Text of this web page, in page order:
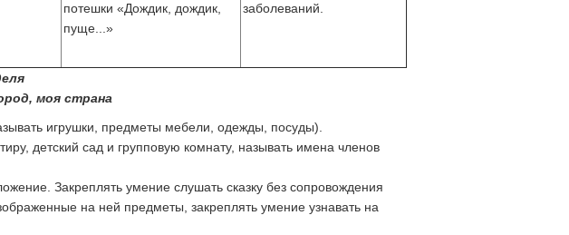
потешки «Дождик, дождик,
пуще...»
заболеваний.
моя страна
игрушки, предметы мебели, одежды, посуды).
детский сад и групповую комнату, называть имена членов
Закреплять умение слушать сказку без сопровождения
на ней предметы, закреплять умение узнавать на